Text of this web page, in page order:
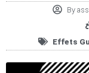
By
Effets